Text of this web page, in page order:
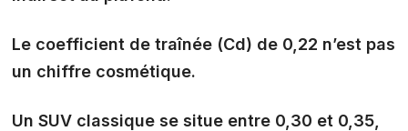
Le coefficient de traînée (Cd) de 0,22 n’est pas
un chiffre cosmétique.
Un SUV classique se situe entre 0,30 et 0,35,